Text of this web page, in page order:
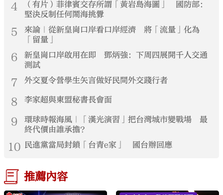
4
（有片）菲律賓交存所謂「黃岩島海圖」 國防部：
堅決反制任何鬧海挑釁
5
來論｜從新皇崗口岸看口岸經濟 將「流量」化為
「留量」
6
新皇崗口岸啟用在即 鄧炳強：下周四展開千人交通
測試
7 外交夏令營學生矢言做好民間外交踐行者
8 李家超與東盟秘書長會面
9
環球時報海風｜「漢光演習」把台灣城市變戰場 最
終代價由誰承擔？
10 民進黨當局封鎖「台青e家」 國台辦回應
推薦內容